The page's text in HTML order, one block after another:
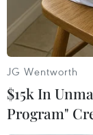
JG Wentworth
$15k In
Program"